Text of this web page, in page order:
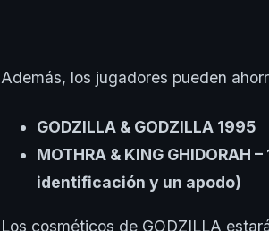
Además, los jugadores pueden
GODZILLA & GODZILLA 1995
MOTHRA & KING
identificación y un apodo)
Los cosméticos de GODZILLA